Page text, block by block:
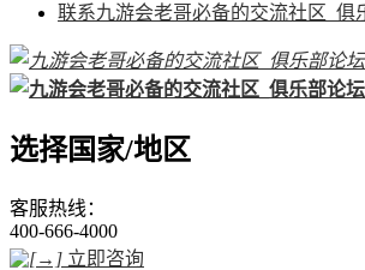
联系九游会老哥必备的交流社区_俱
选择国家/地区
客服热线：
400-666-4000
立即咨询